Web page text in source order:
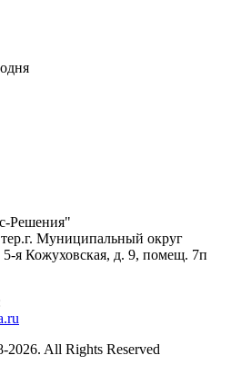
Решения"
Муниципальный округ
я Кожуховская, д. 9, помещ. 7п
All Rights Reserved